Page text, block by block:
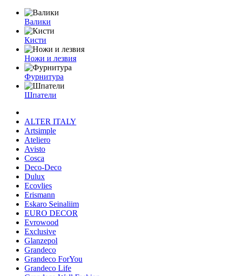
Валики
Кисти
Ножи и лезвия
Фурнитура
Шпатели
ALTER ITALY
Artsimple
Ateliero
Avisto
Cosca
Deco-Deco
Dulux
Ecovlies
Erismann
Eskaro Seinaliim
EURO DECOR
Evrowood
Exclusive
Glanzepol
Grandeco
Grandeco ForYou
Grandeco Life